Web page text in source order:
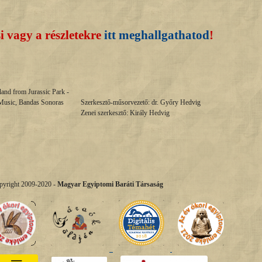
vagy a részletekre itt meghallgathatod!
from Jurassic Park -
Bandas Sonoras
Szerkesztő-műsorvezető: dr. Győry Hedvig
Zenei szerkesztő: Király Hedvig
2009-2020 - Magyar Egyiptomi Baráti Társaság